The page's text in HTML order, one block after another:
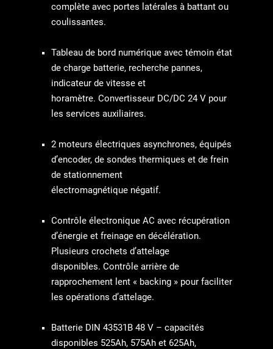
complète avec portes latérales à battant ou
coulissantes.
Tableau de bord numérique avec témoin état
de charge batterie, recherche pannes,
indicateur de vitesse et
horamètre. Convertisseur DC/DC 24 V pour
les services auxiliaires.
2 moteurs électriques asynchrones, équipés
d’encoder, de sondes thermiques et de frein
de stationnement
électromagnétique négatif.
Contrôle électronique AC avec récupération
d’énergie et freinage en décélération.
Plusieurs crochets d’attelage
disponibles. Contrôle arrière de
rapprochement lent « backing » pour faciliter
les opérations d’attelage.
Batterie DIN 43531B 48 V – capacités
disponibles 525Ah, 575Ah et 625Ah,